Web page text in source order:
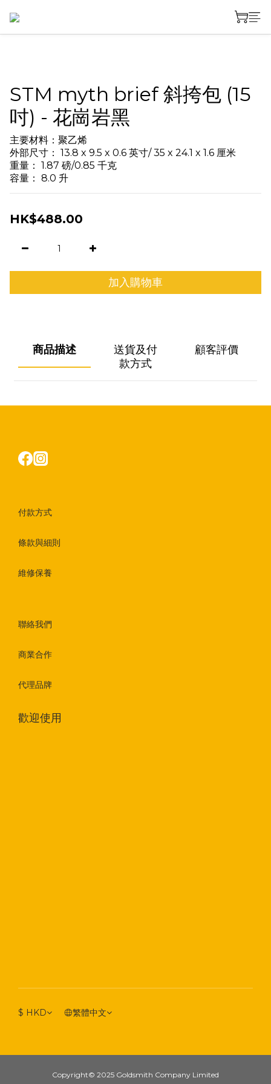
STM myth brief 斜挎包 (15
吋) - 花崗岩黑
主要材料：聚乙烯
外部尺寸： 13.8 x 9.5 x 0.6 英寸/ 35 x 24.1 x 1.6 厘米
重量： 1.87 磅/0.85 千克
容量： 8.0 升
HK$488.00
加入購物車
商品描述
送貨及付
款方式
顧客評價
付款方式
條款與細則
維修保養
聯絡我們
商業合作
代理品牌
歡迎使用
$ HKD 繁體中文
Copyright© 2025 Goldsmith Company Limited